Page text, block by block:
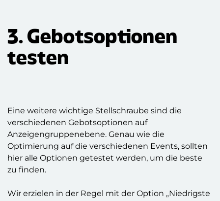
3. Gebotsoptionen
testen
Eine weitere wichtige Stellschraube sind die
verschiedenen Gebotsoptionen auf
Anzeigengruppenebene. Genau wie die
Optimierung auf die verschiedenen Events, sollten
hier alle Optionen getestet werden, um die beste
zu finden.
Wir erzielen in der Regel mit der Option „Niedrigste